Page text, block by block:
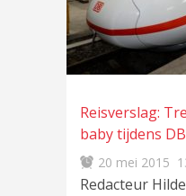
Reisverslag:
baby tijdens
20 mei 2015
Redacteur